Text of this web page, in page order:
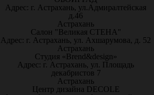
Адрес: г. Астрахань, ул.Адмиралтейская
д.46
Астрахань
Салон "Великая СТЕНА"
Адрес: г. Астрахань, ул. Ахшарумова, д. 52
Астрахань
Студия «Brend&design»
Адрес: г. Астрахань, ул. Площадь
декабристов 7
Астрахань
Центр дизайна DECOLE